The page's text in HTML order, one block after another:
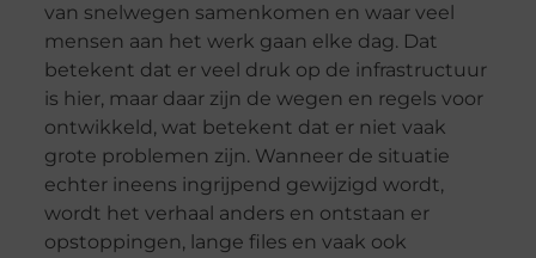
van snelwegen samenkomen en waar veel
mensen aan het werk gaan elke dag. Dat
betekent dat er veel druk op de infrastructuur
is hier, maar daar zijn de wegen en regels voor
ontwikkeld, wat betekent dat er niet vaak
grote problemen zijn. Wanneer de situatie
echter ineens ingrijpend gewijzigd wordt,
wordt het verhaal anders en ontstaan er
opstoppingen, lange files en vaak ook